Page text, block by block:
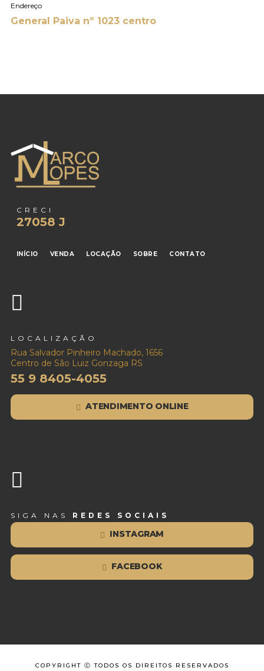
Endereço
General Paiva nº 1023 centro
CRECI
27058 J
INÍCIO VENDA LOCAÇÃO SOBRE CONTATO
LOCALIZAÇÃO
Rua Salvador Pinheiro Machado, 1656
Centro de São Luiz Gonzaga RS
55 9 8405-4055
ATENDIMENTO ONLINE
SIGA NAS REDES SOCIAIS
INSTAGRAM
FACEBOOK
COPYRIGHT Ⓒ TODOS OS DIREITOS RESERVADOS